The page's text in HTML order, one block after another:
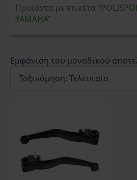
Προϊόντα με ετικέτα
YAMAHA”
Εμφάνιση του μοναδικού